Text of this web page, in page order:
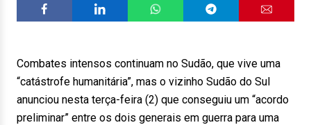
Combates intensos continuam no Sudão, que vive uma
“catástrofe humanitária”, mas o vizinho Sudão do Sul
anunciou nesta terça-feira (2) que conseguiu um “acordo
preliminar” entre os dois generais em guerra para uma